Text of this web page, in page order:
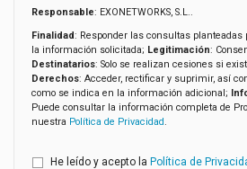
Responsable: EXONETWORKS, S.L..
Finalidad: Responder las consultas planteadas
la información solicitada; Legitimación:
Destinatarios: Solo se realizan cesiones si
Derechos: Acceder, rectificar y suprimir, así
como se indica en la información adicional;
Puede consultar la información completa de
nuestra Política de Privacidad .
He leído y acepto la Política de